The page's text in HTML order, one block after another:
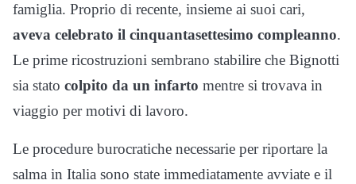
famiglia. Proprio di recente, insieme ai suoi cari,
aveva celebrato il cinquantasettesimo compleanno.
Le prime ricostruzioni sembrano stabilire che Bignotti
sia stato colpito da un infarto mentre si trovava in
viaggio per motivi di lavoro.
Le procedure burocratiche necessarie per riportare la
salma in Italia sono state immediatamente avviate e il